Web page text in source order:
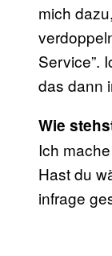
mich
Service”.
das dann
Wie
Ich
Hast du
infrage